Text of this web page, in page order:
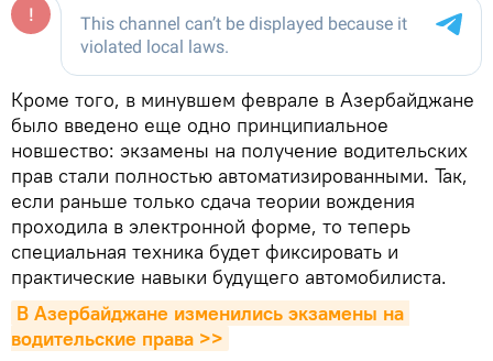
Кроме того, в минувшем феврале в Азербайджане
было введено еще одно принципиальное
новшество: экзамены на получение водительских
прав стали полностью автоматизированными. Так,
если раньше только сдача теории вождения
проходила в электронной форме, то теперь
специальная техника будет фиксировать и
практические навыки будущего автомобилиста.
В Азербайджане изменились экзамены на
водительские права >>